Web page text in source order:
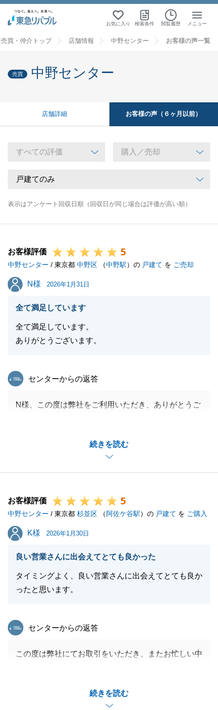
お気に入り 検索条件 閲覧履歴 メニュー
買・仲介トップ 店舗情報 中野センター お客様の声一覧
売買 中野センター
店舗詳細 お客様の声（６ヶ月以前）
表示はアンケート回収日順（回収日が同じ場合は評価が高い順）
お客様評価 5
中野センター / 東京都 中野区 （中野駅）の 戸建て を ご売却
N様
N様 2026年1月31日
全て満足しています
全て満足しています。
ありがとうございます。
続きを読む
東急リバブル
センターからの返答
N様、この度は弊社をご利用いただき、ありがとうご
今後も何か不動産に関することでお困りのことがござ
いましたらお気軽にお申し付けください。
閉じる
お客様評価 5
中野センター / 東京都 杉並区 （ 阿佐ケ谷駅）の 戸建て を ご購入
K様
K様 2026年1月30日
良い営業さんに出会えてとても良かった
タイミングよく、良い営業さんに出会えてとても良か
ったと思います。
続きを読む
東急リバブル
センターからの返答
この度は弊社にてお取引をいただき、またお忙しい中
いつも快くご対応頂きましてありがとうございまし
た。K様の担当としてご購入のお手伝いに携わる事が